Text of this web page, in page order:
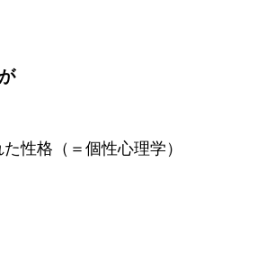
性格（＝個性心理学）